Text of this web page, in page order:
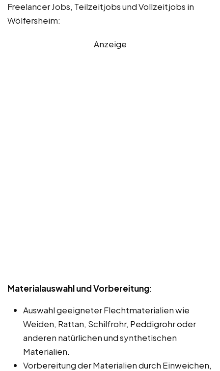
Freelancer Jobs, Teilzeitjobs und Vollzeitjobs in
Wölfersheim:
Anzeige
Materialauswahl und Vorbereitung:
Auswahl geeigneter Flechtmaterialien wie
Weiden, Rattan, Schilfrohr, Peddigrohr oder
anderen natürlichen und synthetischen
Materialien.
Vorbereitung der Materialien durch Einweichen,